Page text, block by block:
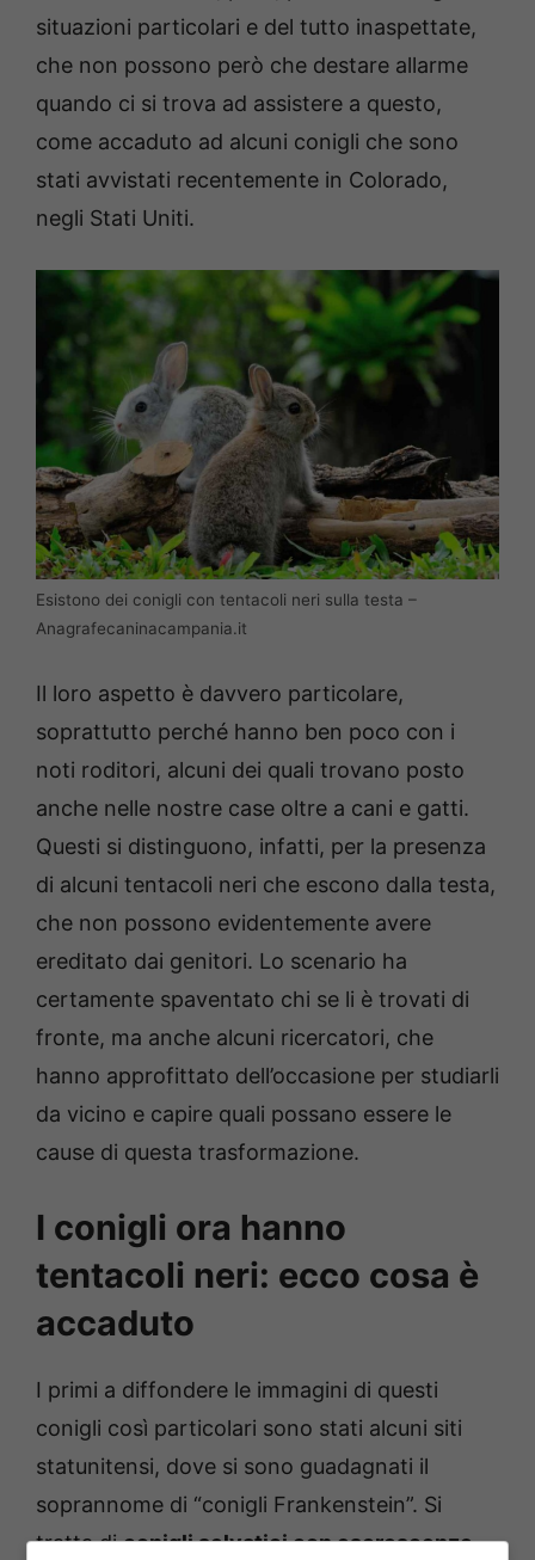
situazioni particolari e del tutto inaspettate,
che non possono però che destare allarme
quando ci si trova ad assistere a questo,
come accaduto ad alcuni conigli che sono
stati avvistati recentemente in Colorado,
negli Stati Uniti.
Esistono dei conigli con tentacoli neri sulla testa –
Anagrafecaninacampania.it
Il loro aspetto è davvero particolare,
soprattutto perché hanno ben poco con i
noti roditori, alcuni dei quali trovano posto
anche nelle nostre case oltre a cani e gatti.
Questi si distinguono, infatti, per la presenza
di alcuni tentacoli neri che escono dalla testa,
che non possono evidentemente avere
ereditato dai genitori. Lo scenario ha
certamente spaventato chi se li è trovati di
fronte, ma anche alcuni ricercatori, che
hanno approfittato dell’occasione per studiarli
da vicino e capire quali possano essere le
cause di questa trasformazione.
I conigli ora hanno
tentacoli neri: ecco cosa è
accaduto
I primi a diffondere le immagini di questi
conigli così particolari sono stati alcuni siti
statunitensi, dove si sono guadagnati il
soprannome di “conigli Frankenstein”. Si
tratta diconigli selvatici con escrescenze